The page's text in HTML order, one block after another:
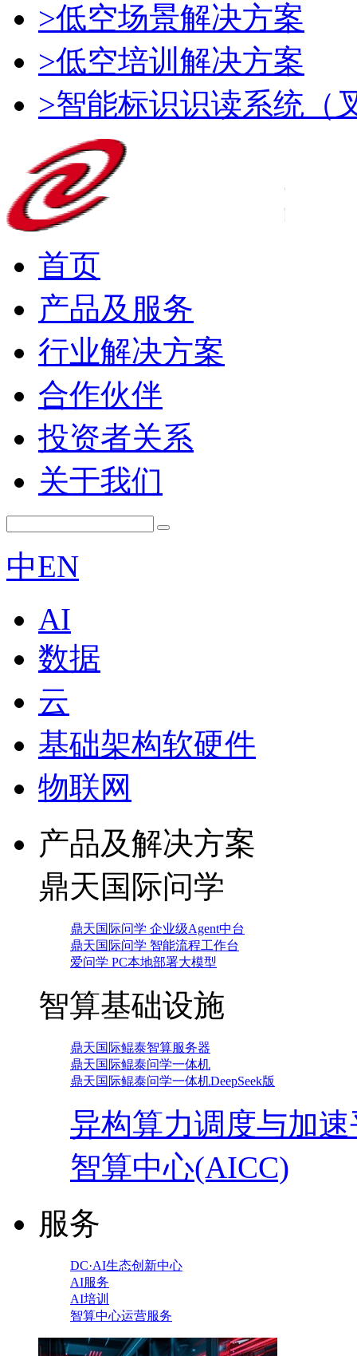
>低空场景解决方案
>低空培训解决方案
>智能标识识读系统（
首页
产品及服务
行业解决方案
合作伙伴
投资者关系
关于我们
中EN
AI
数据
云
基础架构软硬件
物联网
产品及解决方案
鼎天国际问学
鼎天国际问学 企业级Agent中台
鼎天国际问学 智能流程工作台
爱问学 PC本地部署大模型
智算基础设施
鼎天国际鲲泰智算服务器
鼎天国际鲲泰问学一体机
鼎天国际鲲泰问学一体机DeepSeek版
异构算力调度与加
智算中心(AICC)
服务
DC·AI生态创新中心
AI服务
AI培训
智算中心运营服务